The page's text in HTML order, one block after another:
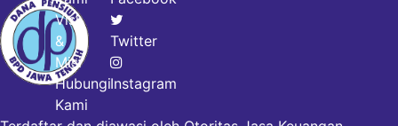
Visi
&
Misi
Hubungi
Kami
Twitter
Instagram